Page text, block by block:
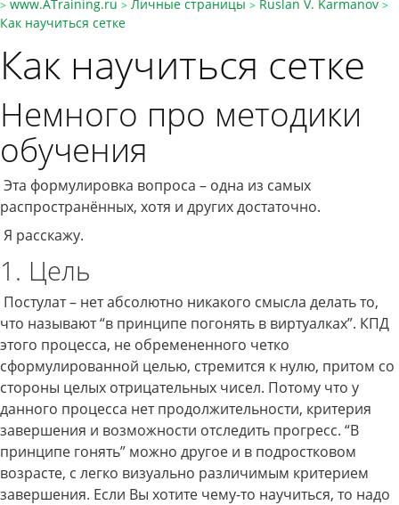
> www.ATraining.ru > Личные страницы > Ruslan V. Karmanov >
Как научиться сетке
Как научиться сетке
Немного про методики
обучения
Эта формулировка вопроса – одна из самых
распространённых, хотя и других достаточно.
Я расскажу.
1. Цель
Постулат – нет абсолютно никакого смысла делать то,
что называют “в принципе погонять в виртуалках”. КПД
этого процесса, не обремененного четко
сформулированной целью, стремится к нулю, притом со
стороны целых отрицательных чисел. Потому что у
данного процесса нет продолжительности, критерия
завершения и возможности отследить прогресс. “В
принципе гонять” можно другое и в подростковом
возрасте, с легко визуально различимым критерием
завершения. Если Вы хотите чему-то научиться, то надо